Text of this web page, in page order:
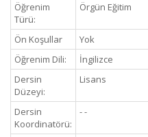
Öğrenim
Türü:
Örgün Eğitim
Ön Koşullar
Yok
Öğrenim Dili:
İngilizce
Dersin
Düzeyi:
Lisans
Dersin
Koordinatörü:
- -